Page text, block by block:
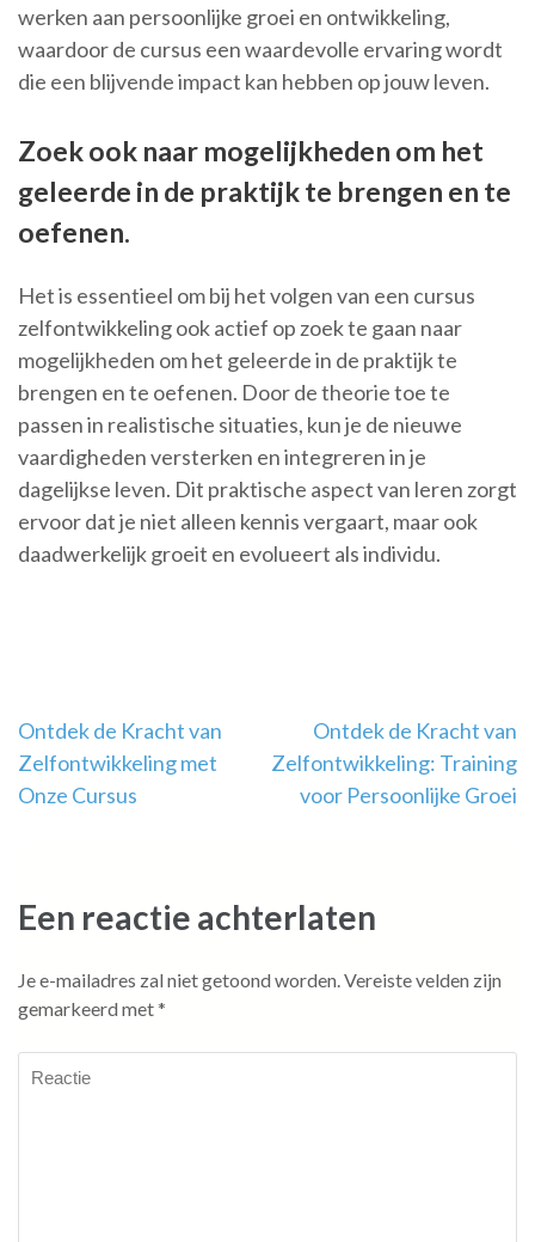
werken aan persoonlijke groei en ontwikkeling,
waardoor de cursus een waardevolle ervaring wordt
die een blijvende impact kan hebben op jouw leven.
Zoek ook naar mogelijkheden om het
geleerde in de praktijk te brengen en te
oefenen.
Het is essentieel om bij het volgen van een cursus
zelfontwikkeling ook actief op zoek te gaan naar
mogelijkheden om het geleerde in de praktijk te
brengen en te oefenen. Door de theorie toe te
passen in realistische situaties, kun je de nieuwe
vaardigheden versterken en integreren in je
dagelijkse leven. Dit praktische aspect van leren zorgt
ervoor dat je niet alleen kennis vergaart, maar ook
daadwerkelijk groeit en evolueert als individu.
Berichtnavigatie
Ontdek de Kracht van
Zelfontwikkeling met
Onze Cursus
Ontdek de Kracht van
Zelfontwikkeling: Training
voor Persoonlijke Groei
Een reactie achterlaten
Je e-mailadres zal niet getoond worden.Vereiste velden zijn
gemarkeerd met*